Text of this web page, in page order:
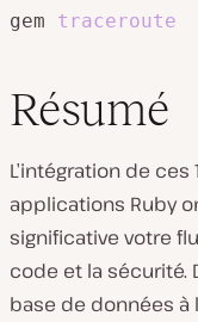
gem traceroute
Résumé
L’intégration de
applications Ruby
significative votre
code et la sécurité.
base de données à